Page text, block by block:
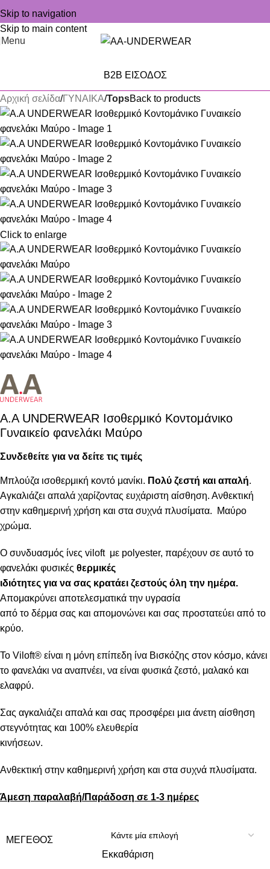
Skip to navigation
Skip to main content
Menu
B2B ΕΙΣΟΔΟΣ
Αρχική σελίδα ΓΥΝΑΙΚΑ TopsBack to products
Click to enlarge
Α.A UNDERWEAR Ισοθερμικό Κοντομάνικο
Γυναικείο φανελάκι Μαύρο
Συνδεθείτε για να δείτε τις τιμές
Μπλούζα ισοθερμική κοντό μανίκι. Πολύ ζεστή και απαλή.
Αγκαλιάζει απαλά χαρίζοντας ευχάριστη αίσθηση. Ανθεκτική
στην καθημερινή χρήση και στα συχνά πλυσίματα. Μαύρο
χρώμα.
Ο συνδυασμός ίνες viloft με polyester, παρέχουν σε αυτό το
φανελάκι φυσικές θερμικές
ιδιότητες για να σας κρατάει ζεστούς όλη την ημέρα.
Απομακρύνει αποτελεσματικά την υγρασία
από το δέρμα σας και απομονώνει και σας προστατεύει από το
κρύο.
Το Viloft® είναι η μόνη επίπεδη ίνα Βισκόζης στον κόσμο, κάνει
το φανελάκι να αναπνέει, να είναι φυσικά ζεστό, μαλακό και
ελαφρύ.
Σας αγκαλιάζει απαλά και σας προσφέρει μια άνετη αίσθηση
στεγνότητας και 100% ελευθερία
κινήσεων.
Ανθεκτική στην καθημερινή χρήση και στα συχνά πλυσίματα.
Άμεση παραλαβή/Παράδοση σε 1-3 ημέρες
ΜΈΓΕΘΟΣ
Εκκαθάριση